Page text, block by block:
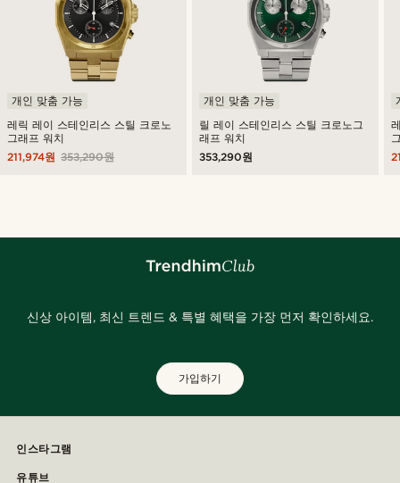
레릭 레이 스테인리스 스틸 크로노
그래프 워치
개인 맞춤 가능
353,290원
211,974원
릴 레이 스테인리스 스틸 크로노그
래프 워치
개인 맞춤 가능
353,290원
신상 아이템, 최신 트렌드 & 특별 혜택을 가장 먼저 확인하세요.
가입하기
인스타그램
유튜브